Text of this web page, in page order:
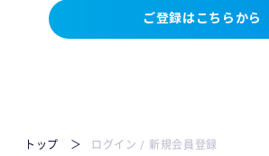
ご登録はこちらから
トップ ログイン / 新規会員登録